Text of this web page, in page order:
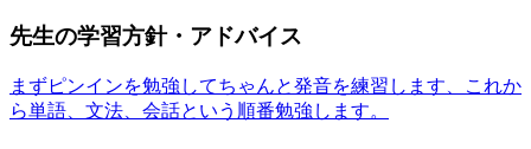
先生の学習方針・アドバイス
まずピンインを勉強してちゃんと発音を練習します、これか
ら単語、文法、会話という順番勉強します。